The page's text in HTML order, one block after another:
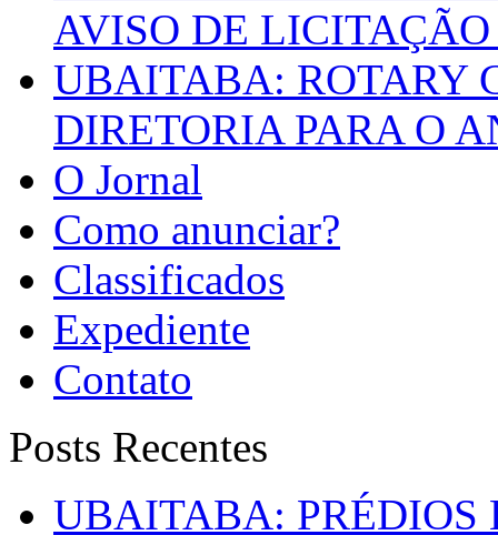
AVISO DE LICITAÇÃO
UBAITABA: ROTARY
DIRETORIA PARA O
O Jornal
Como anunciar?
Classificados
Expediente
Contato
Posts Recentes
UBAITABA: PRÉDIOS